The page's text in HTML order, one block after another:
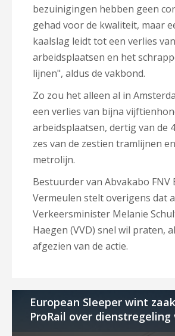
bezuinigingen hebben geen
gehad voor de kwaliteit, maar
kaalslag leidt tot een verlies van
arbeidsplaatsen en het
lijnen", aldus de vakbond.
Zo zou het alleen al in
een verlies van bijna
arbeidsplaatsen, dertig van de
zes van de zestien tramlijnen
metrolijn.
Bestuurder van Abvakabo FNV
Vermeulen stelt overigens dat
Verkeersminister Melanie
Haegen (VVD) snel wil praten,
afgezien van de actie.
European Sleeper wint
ProRail over dienstregeling